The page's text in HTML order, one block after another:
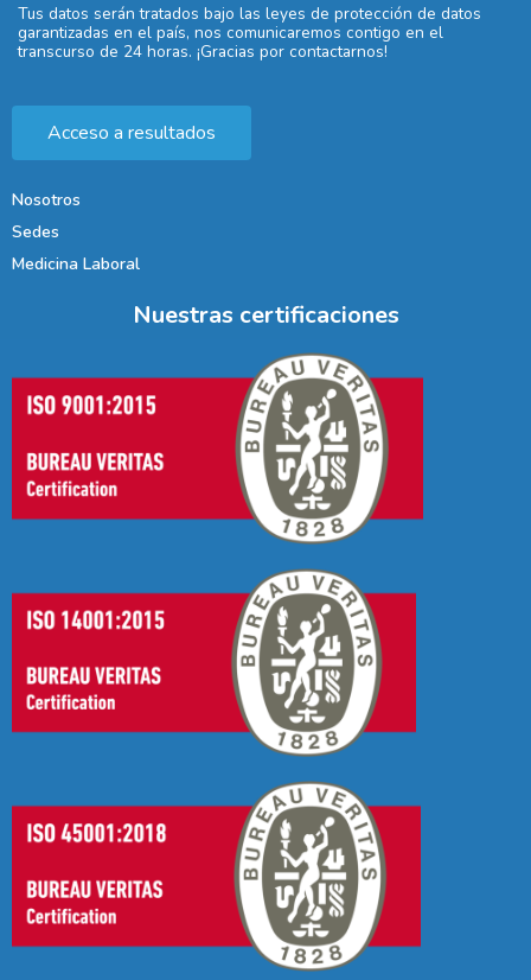
Tus datos serán tratados bajo las leyes de protección de datos
garantizadas en el país, nos comunicaremos contigo en el
transcurso de 24 horas. ¡Gracias por contactarnos!
Acceso a resultados
Nosotros
Sedes
Medicina Laboral
Nuestras certificaciones